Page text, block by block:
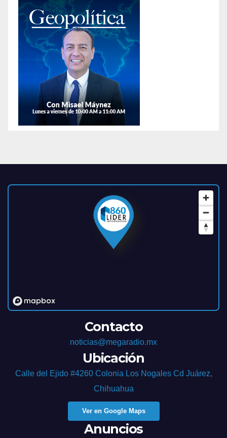
Contacto
noticias@megaradio.mx
Ubicación
Calle del Ejido #4260 Colonia Los Nogales Cd Juárez,
Chihuahua
Ver en Google Maps
Anuncios